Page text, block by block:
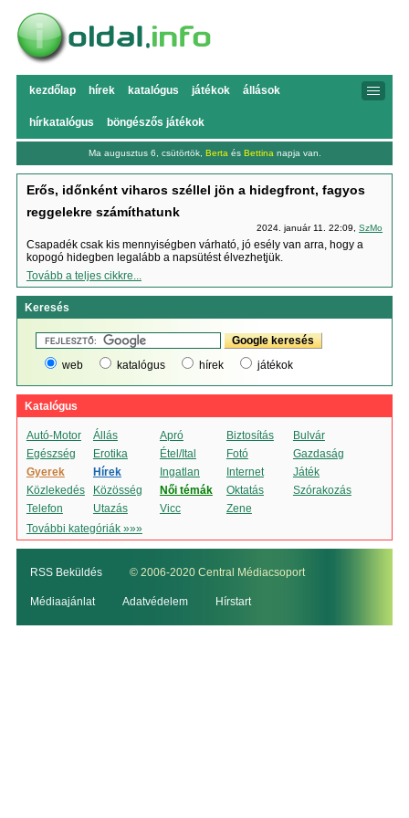
kezdőlap hírek katalógus játékok állások
hírkatalógus böngészős játékok
Ma augusztus 6, csütörtök, Berta és Bettina napja van.
Erős, időnként viharos széllel jön a hidegfront, fagyos
reggelekre számíthatunk
2024. január 11. 22:09,SzMo
Csapadék csak kis mennyiségben várható, jó esély van arra, hogy a
kopogó hidegben legalább a napsütést élvezhetjük.
Tovább a teljes cikkre...
Keresés
web katalógus hírek játékok
Katalógus
Autó-Motor Állás Apró Biztosítás
Bulvár
Egészség
Erotika Étel/Ital Fotó
Gazdaság
Gyerek
Hírek Ingatlan Internet
Játék
Közlekedés
Közösség Női témák Oktatás
Szórakozás
Telefon
Utazás Vicc
Zene
További kategóriák »»»
RSS Beküldés © 2006-2020 Central Médiacsoport
Médiaajánlat Adatvédelem Hírstart